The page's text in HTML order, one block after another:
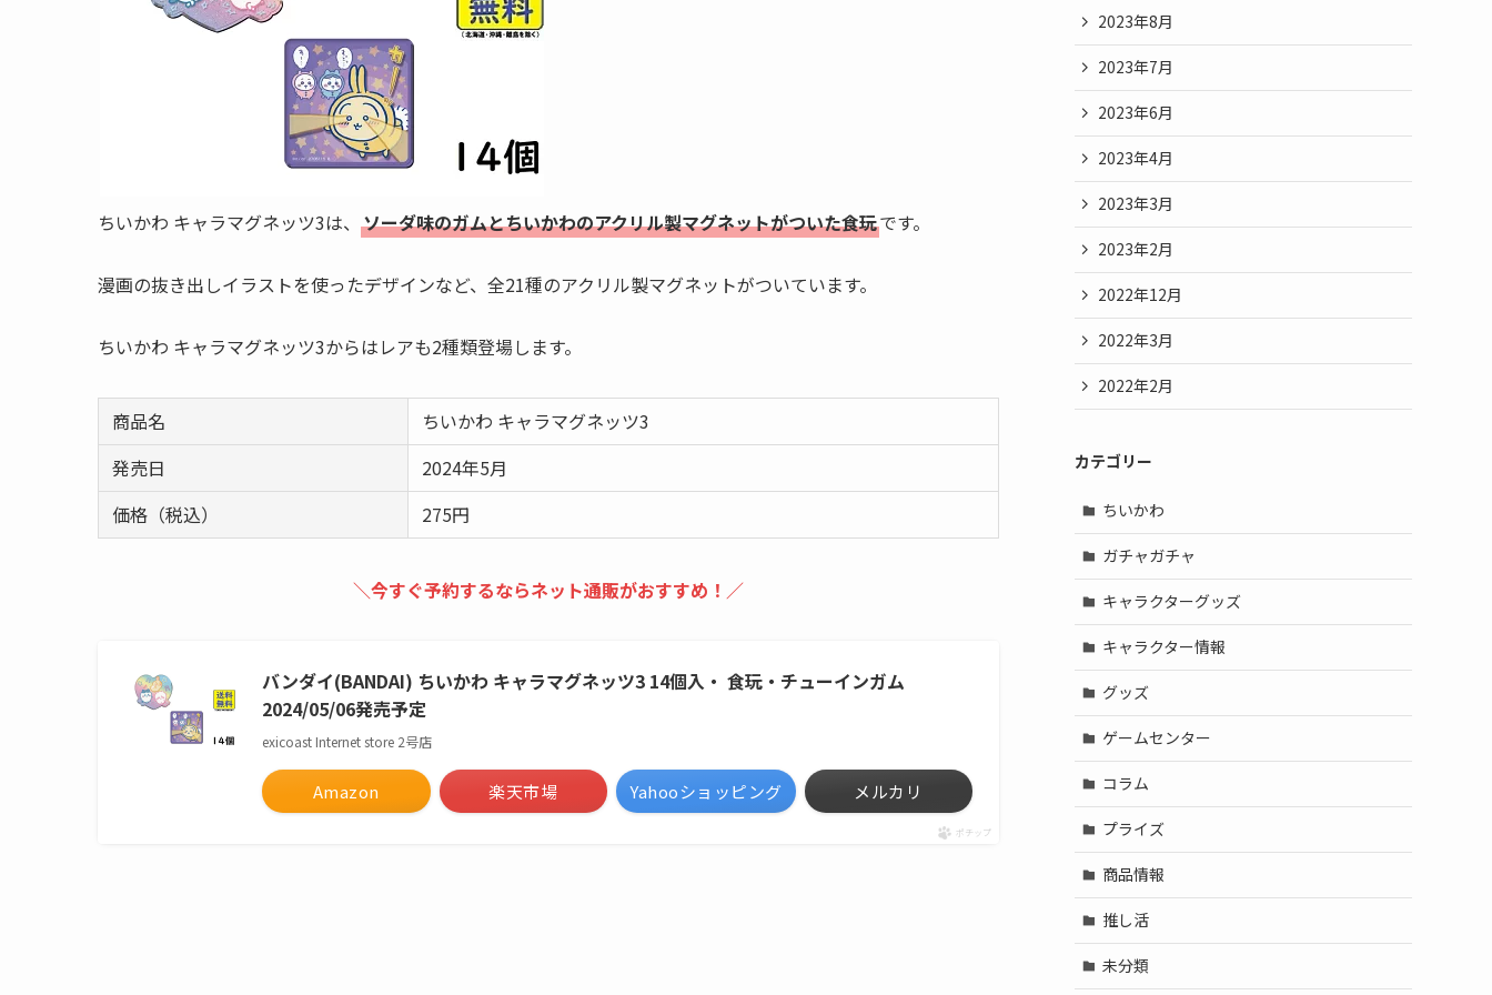
ちいかわ キャラマグネッツ3は、 ソーダ味のガムとちいかわのアクリル製マグネットがついた食玩です。
漫画の抜き出しイラストを使ったデザインなど、全21種のアクリル製マグネットがついています。
ちいかわ キャラマグネッツ3からはレアも2種類登場します。
商品名
ちいかわ キャラマグネッツ3
発売日
2024年5月
価格（税込）
275円
＼今すぐ予約するならネット通販がおすすめ！／
バンダイ(BANDAI) ちいかわ キャラマグネッツ3 14個入・ 食玩・チューインガム
2024/05/06発売予定
exicoast Internet store 2号店
Amazon 楽天市場 Yahooショッピング メルカリ
ポチップ
2023年8月
2023年7月
2023年6月
2023年4月
2023年3月
2023年2月
2022年12月
2022年3月
2022年2月
カテゴリー
ちいかわ
ガチャガチャ
キャラクターグッズ
キャラクター情報
グッズ
ゲームセンター
コラム
プライズ
商品情報
推し活
未分類